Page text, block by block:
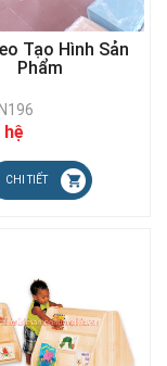
Tạo Hình Sản
Phẩm
hệ
CHI TIẾT